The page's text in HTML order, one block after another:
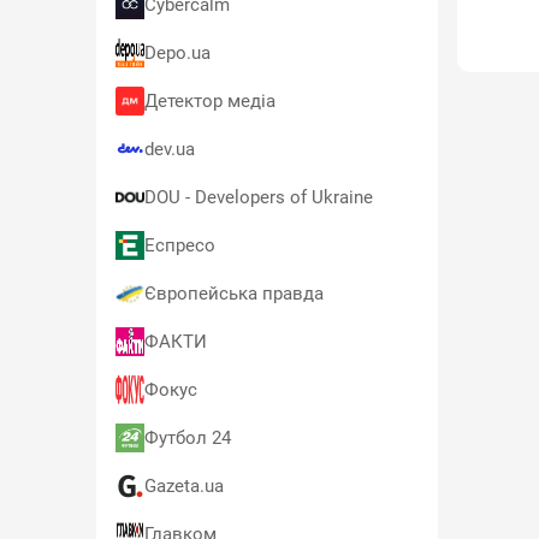
Cybercalm
Depo.ua
Детектор медіа
dev.ua
DOU - Developers of Ukraine
Еспресо
Європейська правда
ФАКТИ
Фокус
Футбол 24
Gazeta.ua
Главком